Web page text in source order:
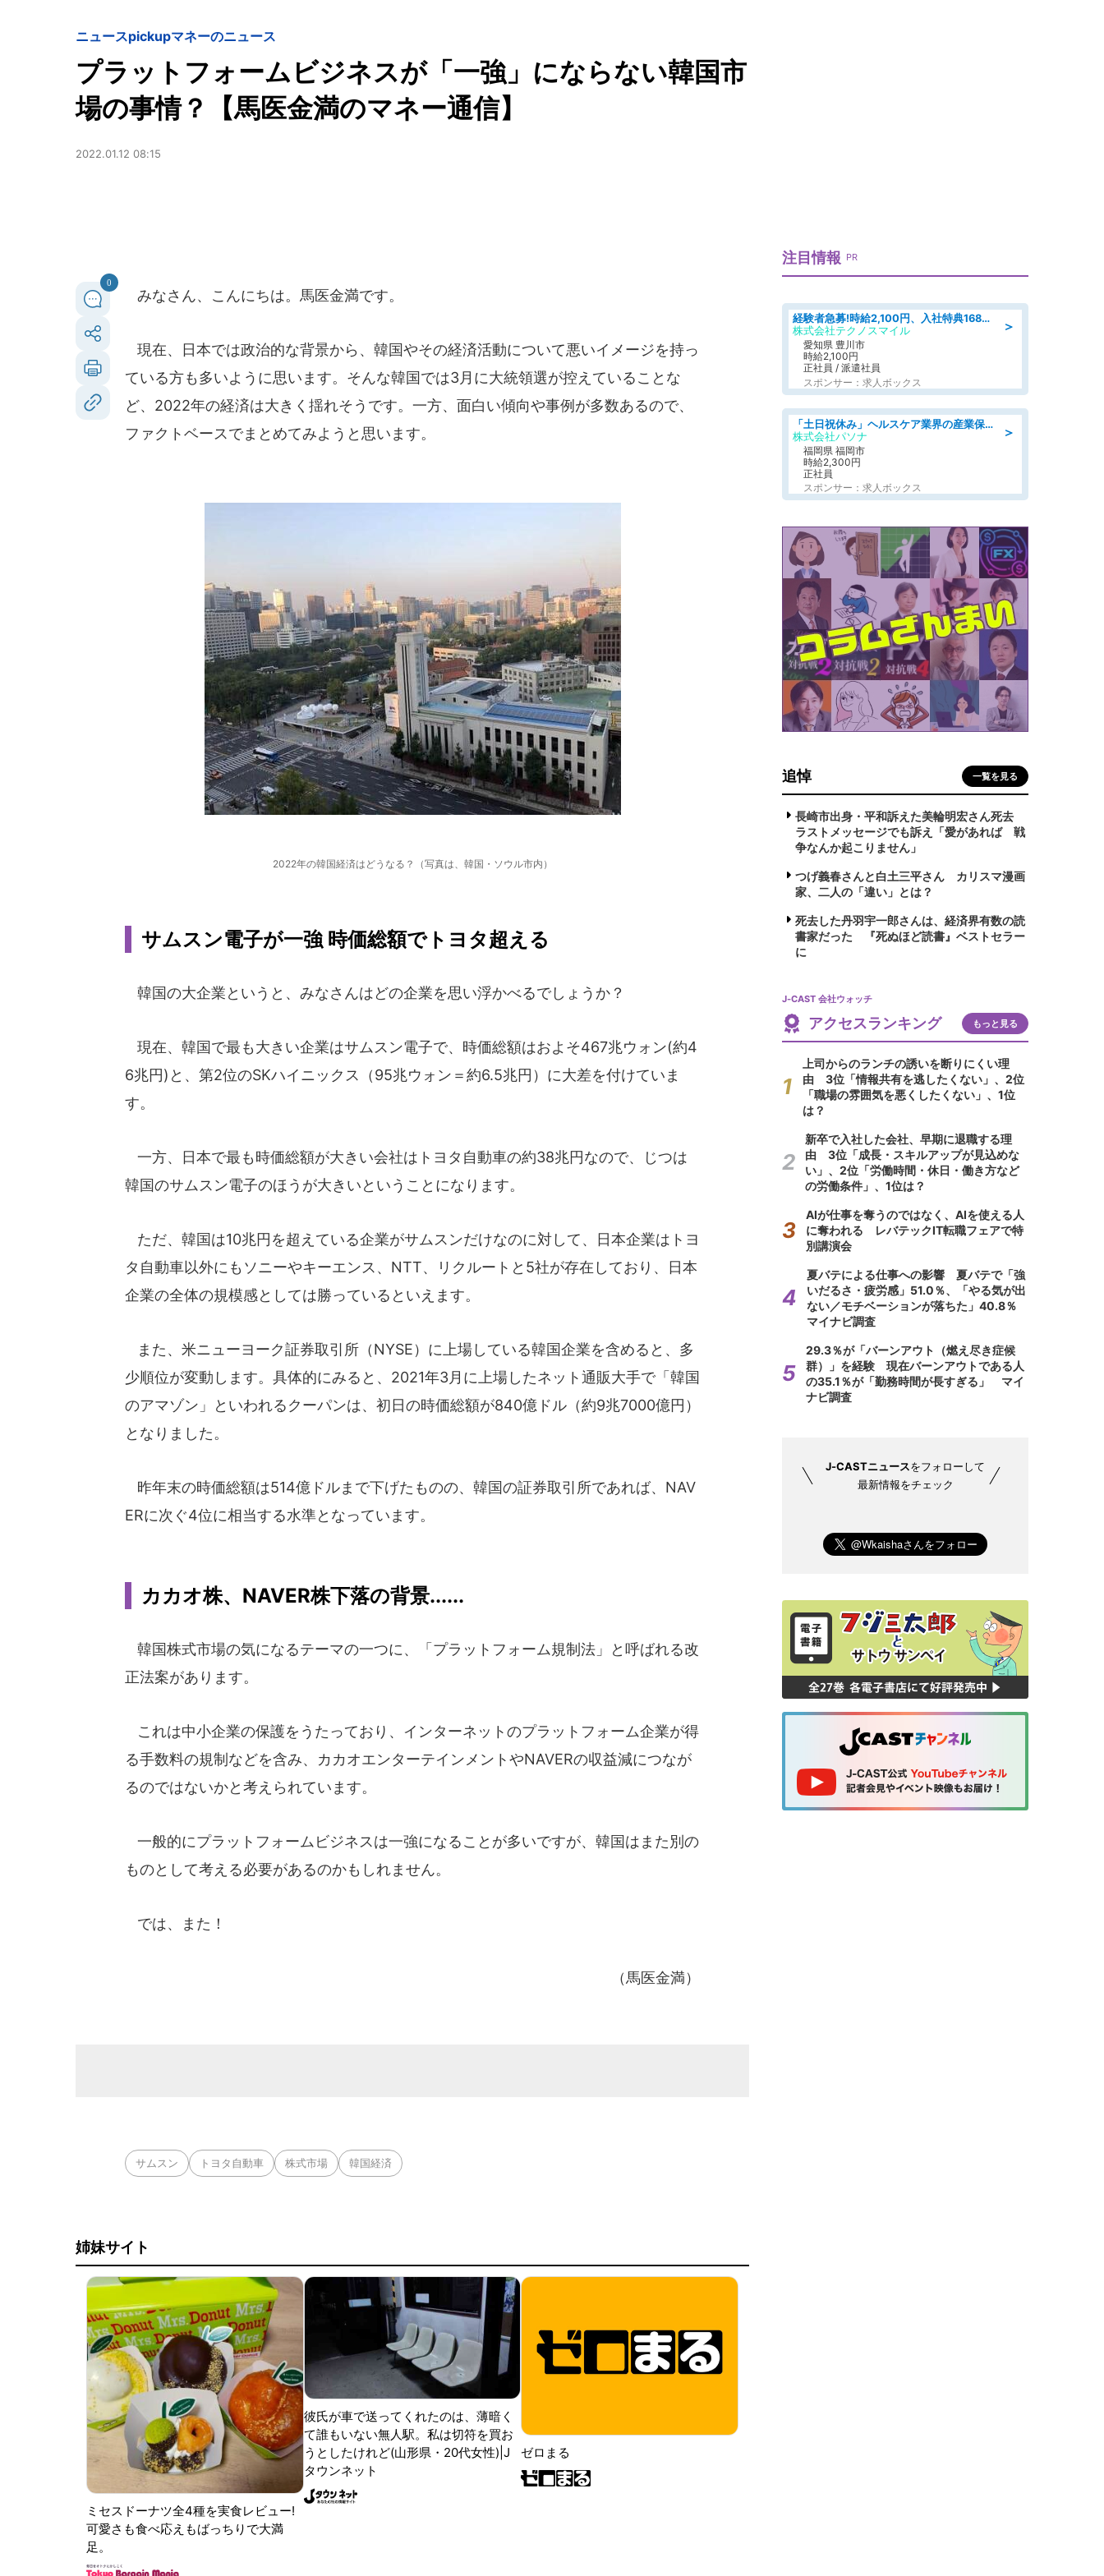
ニュースpickupマネーのニュース
プラットフォームビジネスが「一強」にならない韓国市
場の事情？【馬医金満のマネー通信】
2022.01.12 08:15
0
みなさん、こんにちは。馬医金満です。
現在、日本では政治的な背景から、韓国やその経済活動について悪いイメージを持っ
ている方も多いように思います。そんな韓国では3月に大統領選が控えていることな
ど、2022年の経済は大きく揺れそうです。一方、面白い傾向や事例が多数あるので、
ファクトベースでまとめてみようと思います。
2022年の韓国経済はどうなる？（写真は、韓国・ソウル市内）
サムスン電子が一強 時価総額でトヨタ超える
韓国の大企業というと、みなさんはどの企業を思い浮かべるでしょうか？
現在、韓国で最も大きい企業はサムスン電子で、時価総額はおよそ467兆ウォン(約4
6兆円)と、第2位のSKハイニックス（95兆ウォン＝約6.5兆円）に大差を付けていま
す。
一方、日本で最も時価総額が大きい会社はトヨタ自動車の約38兆円なので、じつは
韓国のサムスン電子のほうが大きいということになります。
ただ、韓国は10兆円を超えている企業がサムスンだけなのに対して、日本企業はトヨ
タ自動車以外にもソニーやキーエンス、NTT、リクルートと5社が存在しており、日本
企業の全体の規模感としては勝っているといえます。
また、米ニューヨーク証券取引所（NYSE）に上場している韓国企業を含めると、多
少順位が変動します。具体的にみると、2021年3月に上場したネット通販大手で「韓国
のアマゾン」といわれるクーパンは、初日の時価総額が840億ドル（約9兆7000億円）
となりました。
昨年末の時価総額は514億ドルまで下げたものの、韓国の証券取引所であれば、NAV
ERに次ぐ4位に相当する水準となっています。
カカオ株、NAVER株下落の背景......
韓国株式市場の気になるテーマの一つに、「プラットフォーム規制法」と呼ばれる改
正法案があります。
これは中小企業の保護をうたっており、インターネットのプラットフォーム企業が得
る手数料の規制などを含み、カカオエンターテインメントやNAVERの収益減につなが
るのではないかと考えられています。
一般的にプラットフォームビジネスは一強になることが多いですが、韓国はまた別の
ものとして考える必要があるのかもしれません。
では、また！
（馬医金満）
サムスン トヨタ自動車 株式市場 韓国経済
姉妹サイト
ミセスドーナツ全4種を実食レビュー!
可愛さも食べ応えもばっちりで大満
足。
彼氏が車で送ってくれたのは、薄暗く
て誰もいない無人駅。私は切符を買お
うとしたけれど(山形県・20代女性)|J
タウンネット
ゼロまる
注目情報 PR
＞
経験者急募!時給2,100円、入社特典168万円の自動車製造業務/トヨタ自動車/tutumi
株式会社テクノスマイル
愛知県 豊川市
時給2,100円
正社員 / 派遣社員
スポンサー：求人ボックス
＞
「土日祝休み」ヘルスケア業界の産業保健師/高時給/未経験OK/要資格:保健師、正看護師
株式会社パソナ
福岡県 福岡市
時給2,300円
正社員
スポンサー：求人ボックス
追悼 一覧を見る
長崎市出身・平和訴えた美輪明宏さん死去
ラストメッセージでも訴え「愛があれば 戦
争なんか起こりません」
つげ義春さんと白土三平さん カリスマ漫画
家、二人の「違い」とは？
死去した丹羽宇一郎さんは、経済界有数の読
書家だった 『死ぬほど読書』ベストセラー
に
J-CAST 会社ウォッチ
アクセスランキング もっと見る
上司からのランチの誘いを断りにくい理
由 3位「情報共有を逃したくない」、2位
「職場の雰囲気を悪くしたくない」、1位
は？
新卒で入社した会社、早期に退職する理
由 3位「成長・スキルアップが見込めな
い」、2位「労働時間・休日・働き方など
の労働条件」、1位は？
AIが仕事を奪うのではなく、AIを使える人
に奪われる レバテックIT転職フェアで特
別講演会
夏バテによる仕事への影響 夏バテで「強
いだるさ・疲労感」51.0％、「やる気が出
ない／モチベーションが落ちた」40.8％
マイナビ調査
29.3％が「バーンアウト（燃え尽き症候
群）」を経験 現在バーンアウトである人
の35.1％が「勤務時間が長すぎる」 マイ
ナビ調査
J-CASTニュースをフォローして
最新情報をチェック